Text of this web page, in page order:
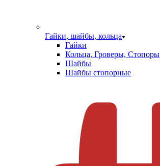
Гайки, шайбы, кольца
Гайки
Кольца, Гроверы, Стопоры
Шайбы
Шайбы стопорные